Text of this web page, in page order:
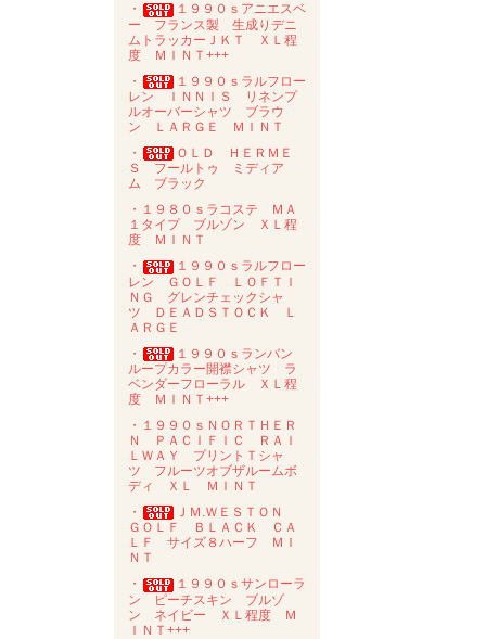
・
１９９０ｓアニエスベ
ー フランス製 生成りデニ
ムトラッカーＪＫＴ ＸＬ程
度 ＭＩＮＴ+++
・
１９９０ｓラルフロー
レン ＩＮＮＩＳ リネンプ
ルオーバーシャツ ブラウ
ン ＬＡＲＧＥ ＭＩＮＴ
・
ＯＬＤ ＨＥＲＭＥ
Ｓ フールトゥ ミディア
ム ブラック
・１９８０ｓラコステ ＭＡ
１タイプ ブルゾン ＸＬ程
度 ＭＩＮＴ
・
１９９０ｓラルフロー
レン ＧＯＬＦ ＬＯＦＴＩ
ＮＧ グレンチェックシャ
ツ ＤＥＡＤＳＴＯＣＫ Ｌ
ＡＲＧＥ
・
１９９０ｓランバン
ループカラー開襟シャツ ラ
ベンダーフローラル ＸＬ程
度 ＭＩＮＴ+++
・１９９０ｓＮＯＲＴＨＥＲ
Ｎ ＰＡＣＩＦＩＣ ＲＡＩ
ＬＷＡＹ プリントＴシャ
ツ フルーツオブザルームボ
ディ ＸＬ ＭＩＮＴ
・
ＪＭ.ＷＥＳＴＯＮ
ＧＯＬＦ ＢＬＡＣＫ ＣＡ
ＬＦ サイズ８ハーフ ＭＩ
ＮＴ
・
１９９０ｓサンローラ
ン ピーチスキン ブルゾ
ン ネイビー ＸＬ程度 Ｍ
ＩＮＴ+++